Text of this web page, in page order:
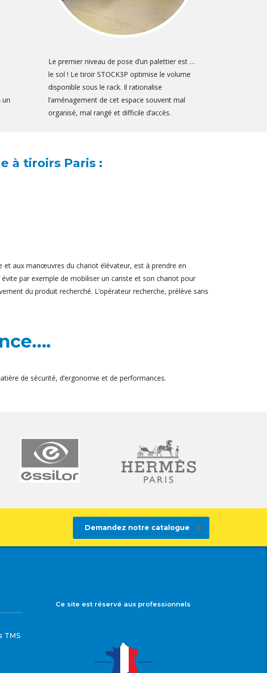
un
Le premier niveau de pose d’un palettier est …
le sol ! Le tiroir STOCK3P optimise le volume
disponible sous le rack. Il rationalise
l’aménagement de cet espace souvent mal
organisé, mal rangé et difficile d’accès.
à tiroirs Paris :
et aux manœuvres du chariot élévateur, est à prendre en
par exemple de mobiliser un cariste et son chariot pour
du produit recherché. L’opérateur recherche, prélève sans
de sécurité, d’ergonomie et de performances.
Demandez notre catalogue
TMS
Ce site est réservé aux professionnels